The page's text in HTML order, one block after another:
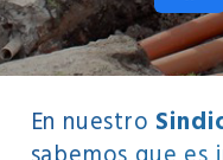
En nuestro